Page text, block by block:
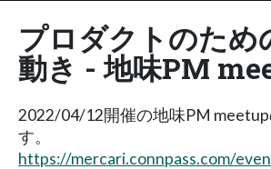
プロダクトのため
動き - 地味PM
2022/04/12開催の地味PM
す。
https://mercari.connpass.com/